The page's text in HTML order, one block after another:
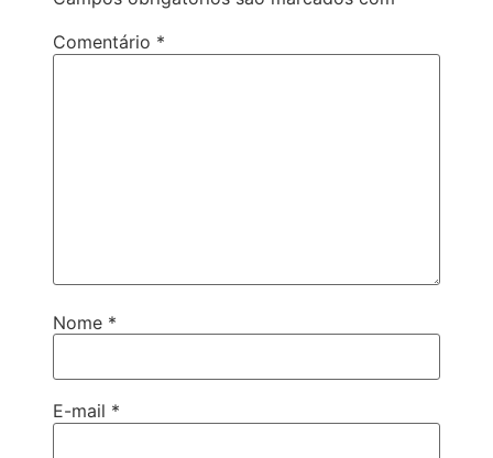
Comentário *
Nome *
E-mail *